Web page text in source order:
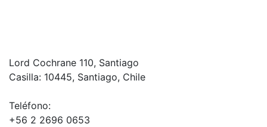
Lord Cochrane 110, Santiago
Casilla: 10445, Santiago, Chile
Teléfono:
+56 2 2696 0653